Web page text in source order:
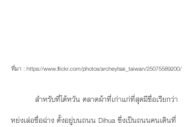
ที่มา : https://www.flickr.com/photos/archeytsai_taiwan/25075589200/
หย่งเล่อซื่อฉ่าง ตั้งอยู่บนถนน Dihua ซึ่งเป็นถนนคนเดินที่